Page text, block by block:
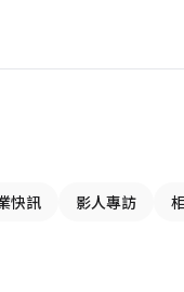
快訊 影人專訪